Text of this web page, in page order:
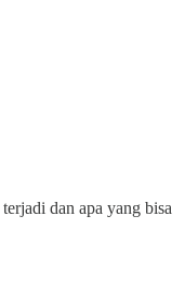
dan apa yang bisa